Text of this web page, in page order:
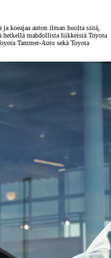
koeajaa auton ilman huolta siitä,
hetkellä mahdollista liikkeistä Toyota
Tammer-Auto sekä Toyota